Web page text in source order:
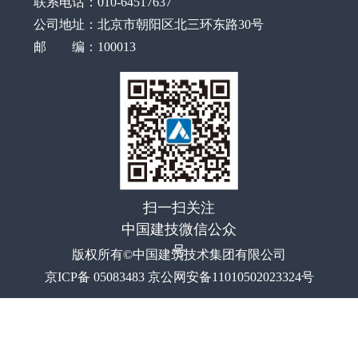
公司地址：北京市朝阳区北三环东路30号
邮 编：100013
扫一扫关注
中国建技微信公众
号
版权所有©中国建筑技术集团有限公司
京ICP备 05083483 京公网安备11010502023324号